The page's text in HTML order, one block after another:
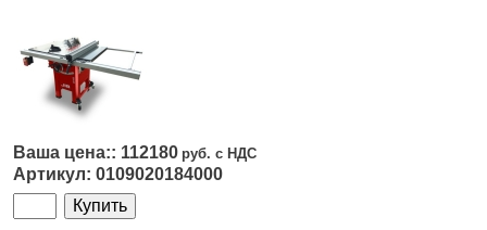
112180
0109020184000